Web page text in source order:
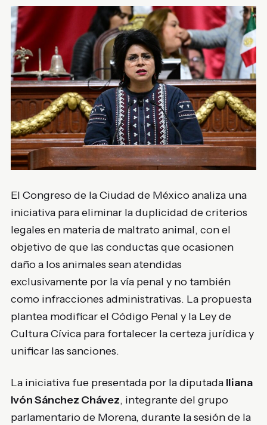
El Congreso de la Ciudad de México analiza una
iniciativa para eliminar la duplicidad de criterios
legales en materia de maltrato animal, con el
objetivo de que las conductas que ocasionen
daño a los animales sean atendidas
exclusivamente por la vía penal y no también
como infracciones administrativas. La propuesta
plantea modificar el Código Penal y la Ley de
Cultura Cívica para fortalecer la certeza jurídica y
unificar las sanciones.
La iniciativa fue presentada por la diputada Iliana
Ivón Sánchez Chávez, integrante del grupo
parlamentario de Morena, durante la sesión de la